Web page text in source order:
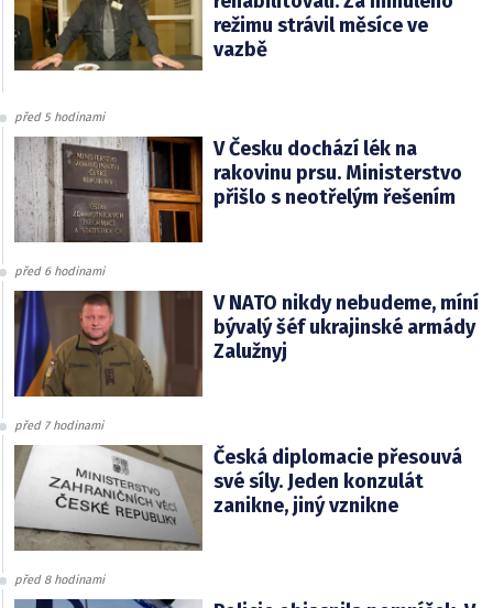
režimu strávil měsíce ve
vazbě
před 5 hodinami
V Česku dochází lék na
rakovinu prsu. Ministerstvo
přišlo s neotřelým řešením
před 6 hodinami
V NATO nikdy nebudeme, míní
bývalý šéf ukrajinské armády
Zalužnyj
před 7 hodinami
Česká diplomacie přesouvá
své síly. Jeden konzulát
zanikne, jiný vznikne
před 8 hodinami